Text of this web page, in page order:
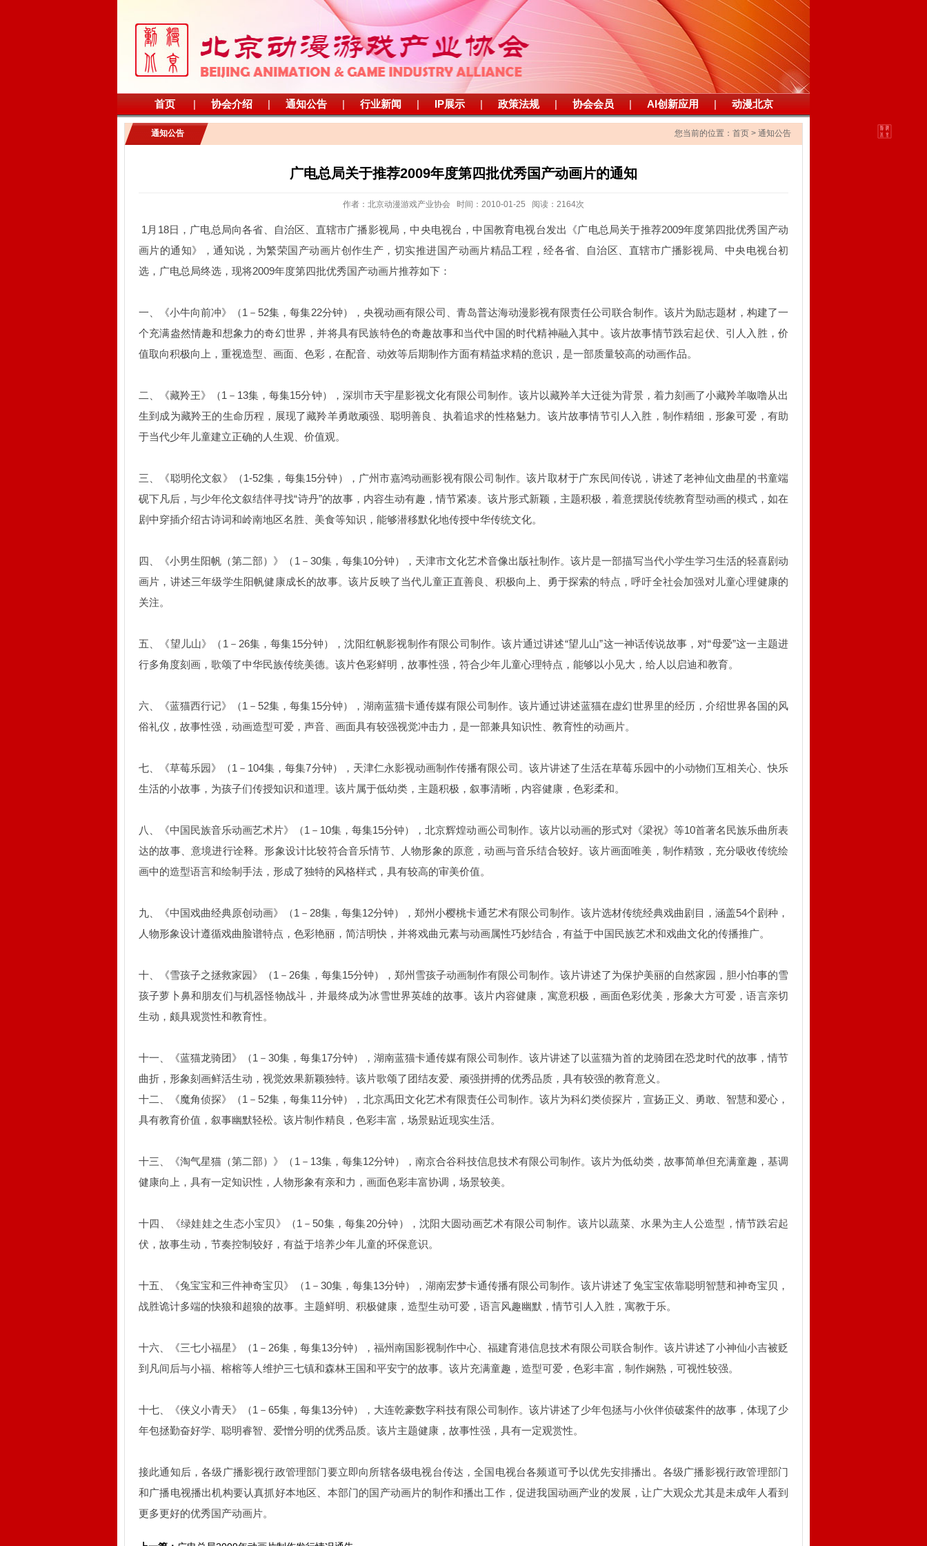
首页 | 协会介绍 | 通知公告 | 行业新闻 | IP展示 | 政策法规 | 协会会员 | AI创新应用 | 动漫北京
通知公告 您当前的位置： 首页 > 通知公告
广电总局关于推荐2009年度第四批优秀国产动画片的通知
作者：北京动漫游戏产业协会 时间：2010-01-25 阅读：2164次
1月18日，广电总局向各省、自治区、直辖市广播影视局，中央电视台，中国教育电视台发出《广电总局关于推荐2009年度第四批优秀国产动
画片的通知》，通知说，为繁荣国产动画片创作生产，切实推进国产动画片精品工程，经各省、自治区、直辖市广播影视局、中央电视台初
选，广电总局终选，现将2009年度第四批优秀国产动画片推荐如下：
一、《小牛向前冲》（1－52集，每集22分钟），央视动画有限公司、青岛普达海动漫影视有限责任公司联合制作。该片为励志题材，构建了一
个充满盎然情趣和想象力的奇幻世界，并将具有民族特色的奇趣故事和当代中国的时代精神融入其中。该片故事情节跌宕起伏、引人入胜，价
值取向积极向上，重视造型、画面、色彩，在配音、动效等后期制作方面有精益求精的意识，是一部质量较高的动画作品。
二、《藏羚王》（1－13集，每集15分钟），深圳市天宇星影视文化有限公司制作。该片以藏羚羊大迁徙为背景，着力刻画了小藏羚羊呶噜从出
生到成为藏羚王的生命历程，展现了藏羚羊勇敢顽强、聪明善良、执着追求的性格魅力。该片故事情节引人入胜，制作精细，形象可爱，有助
于当代少年儿童建立正确的人生观、价值观。
三、《聪明伦文叙》（1-52集，每集15分钟），广州市嘉鸿动画影视有限公司制作。该片取材于广东民间传说，讲述了老神仙文曲星的书童端
砚下凡后，与少年伦文叙结伴寻找“诗丹”的故事，内容生动有趣，情节紧凑。该片形式新颖，主题积极，着意摆脱传统教育型动画的模式，如在
剧中穿插介绍古诗词和岭南地区名胜、美食等知识，能够潜移默化地传授中华传统文化。
四、《小男生阳帆（第二部）》（1－30集，每集10分钟），天津市文化艺术音像出版社制作。该片是一部描写当代小学生学习生活的轻喜剧动
画片，讲述三年级学生阳帆健康成长的故事。该片反映了当代儿童正直善良、积极向上、勇于探索的特点，呼吁全社会加强对儿童心理健康的
关注。
五、《望儿山》（1－26集，每集15分钟），沈阳红帆影视制作有限公司制作。该片通过讲述“望儿山”这一神话传说故事，对“母爱”这一主题进
行多角度刻画，歌颂了中华民族传统美德。该片色彩鲜明，故事性强，符合少年儿童心理特点，能够以小见大，给人以启迪和教育。
六、《蓝猫西行记》（1－52集，每集15分钟），湖南蓝猫卡通传媒有限公司制作。该片通过讲述蓝猫在虚幻世界里的经历，介绍世界各国的风
俗礼仪，故事性强，动画造型可爱，声音、画面具有较强视觉冲击力，是一部兼具知识性、教育性的动画片。
七、《草莓乐园》（1－104集，每集7分钟），天津仁永影视动画制作传播有限公司。该片讲述了生活在草莓乐园中的小动物们互相关心、快乐
生活的小故事，为孩子们传授知识和道理。该片属于低幼类，主题积极，叙事清晰，内容健康，色彩柔和。
八、《中国民族音乐动画艺术片》（1－10集，每集15分钟），北京辉煌动画公司制作。该片以动画的形式对《梁祝》等10首著名民族乐曲所表
达的故事、意境进行诠释。形象设计比较符合音乐情节、人物形象的原意，动画与音乐结合较好。该片画面唯美，制作精致，充分吸收传统绘
画中的造型语言和绘制手法，形成了独特的风格样式，具有较高的审美价值。
九、《中国戏曲经典原创动画》（1－28集，每集12分钟），郑州小樱桃卡通艺术有限公司制作。该片选材传统经典戏曲剧目，涵盖54个剧种，
人物形象设计遵循戏曲脸谱特点，色彩艳丽，简洁明快，并将戏曲元素与动画属性巧妙结合，有益于中国民族艺术和戏曲文化的传播推广。
十、《雪孩子之拯救家园》（1－26集，每集15分钟），郑州雪孩子动画制作有限公司制作。该片讲述了为保护美丽的自然家园，胆小怕事的雪
孩子萝卜鼻和朋友们与机器怪物战斗，并最终成为冰雪世界英雄的故事。该片内容健康，寓意积极，画面色彩优美，形象大方可爱，语言亲切
生动，颇具观赏性和教育性。
十一、《蓝猫龙骑团》（1－30集，每集17分钟），湖南蓝猫卡通传媒有限公司制作。该片讲述了以蓝猫为首的龙骑团在恐龙时代的故事，情节
曲折，形象刻画鲜活生动，视觉效果新颖独特。该片歌颂了团结友爱、顽强拼搏的优秀品质，具有较强的教育意义。
十二、《魔角侦探》（1－52集，每集11分钟），北京禹田文化艺术有限责任公司制作。该片为科幻类侦探片，宣扬正义、勇敢、智慧和爱心，
具有教育价值，叙事幽默轻松。该片制作精良，色彩丰富，场景贴近现实生活。
十三、《淘气星猫（第二部）》（1－13集，每集12分钟），南京合谷科技信息技术有限公司制作。该片为低幼类，故事简单但充满童趣，基调
健康向上，具有一定知识性，人物形象有亲和力，画面色彩丰富协调，场景较美。
十四、《绿娃娃之生态小宝贝》（1－50集，每集20分钟），沈阳大圆动画艺术有限公司制作。该片以蔬菜、水果为主人公造型，情节跌宕起
伏，故事生动，节奏控制较好，有益于培养少年儿童的环保意识。
十五、《兔宝宝和三件神奇宝贝》（1－30集，每集13分钟），湖南宏梦卡通传播有限公司制作。该片讲述了兔宝宝依靠聪明智慧和神奇宝贝，
战胜诡计多端的快狼和超狼的故事。主题鲜明、积极健康，造型生动可爱，语言风趣幽默，情节引人入胜，寓教于乐。
十六、《三七小福星》（1－26集，每集13分钟），福州南国影视制作中心、福建育港信息技术有限公司联合制作。该片讲述了小神仙小吉被贬
到凡间后与小福、榕榕等人维护三七镇和森林王国和平安宁的故事。该片充满童趣，造型可爱，色彩丰富，制作娴熟，可视性较强。
十七、《侠义小青天》（1－65集，每集13分钟），大连乾豪数字科技有限公司制作。该片讲述了少年包拯与小伙伴侦破案件的故事，体现了少
年包拯勤奋好学、聪明睿智、爱憎分明的优秀品质。该片主题健康，故事性强，具有一定观赏性。
接此通知后，各级广播影视行政管理部门要立即向所辖各级电视台传达，全国电视台各频道可予以优先安排播出。各级广播影视行政管理部门
和广播电视播出机构要认真抓好本地区、本部门的国产动画片的制作和播出工作，促进我国动画产业的发展，让广大观众尤其是未成年人看到
更多更好的优秀国产动画片。